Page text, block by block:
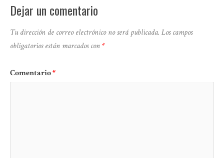
Dejar un comentario
Tu dirección de correo electrónico no será publicada. Los campos
obligatorios están marcados con*
Comentario*